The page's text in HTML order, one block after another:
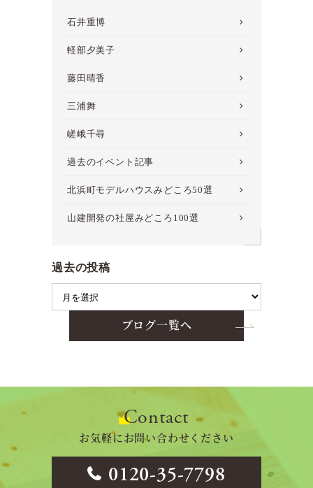
石井重博
軽部夕美子
藤田晴香
三浦舞
嵯峨千尋
過去のイベント記事
北浜町モデルハウスみどころ50選
山建開発の社屋みどころ100選
過去の投稿
ブログ一覧へ
Contact
お気軽にお問い合わせください
0120-35-7798